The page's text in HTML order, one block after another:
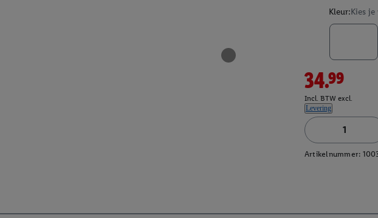
Kleur:Kies
34.99
Incl. BTW excl.
Levering
Artikelnummer: